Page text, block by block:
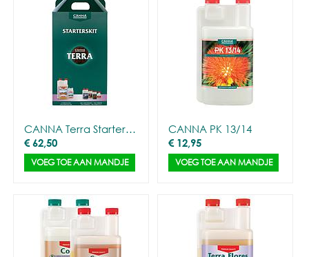
CANNA Terra Starterskit
€62,50
VOEG TOE AAN MANDJE
CANNA PK 13/14
€ 12,95
VOEG TOE AAN MANDJE